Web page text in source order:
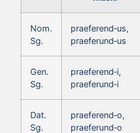
Nom.
Sg.
praeferend‑us,
praeferund‑us
Gen.
Sg.
praeferend‑i,
praeferund‑i
Dat.
Sg.
praeferend‑o,
praeferund‑o